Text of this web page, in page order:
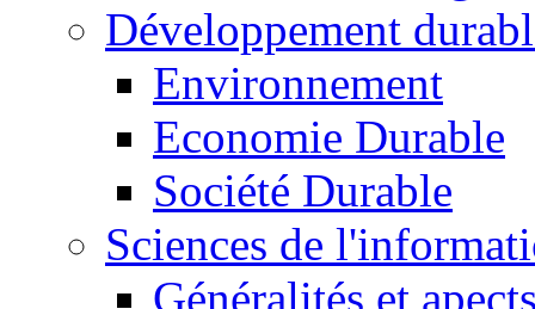
Développement
Environnement
Economie Durable
Société Durable
Sciences de
Généralités et